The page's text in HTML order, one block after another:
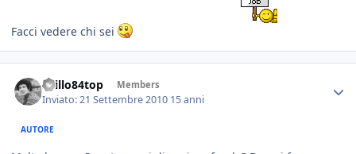
Facci vedere chi sei
spillo84top Members
Inviato:21 Settembre 2010 15 anni
AUTORE